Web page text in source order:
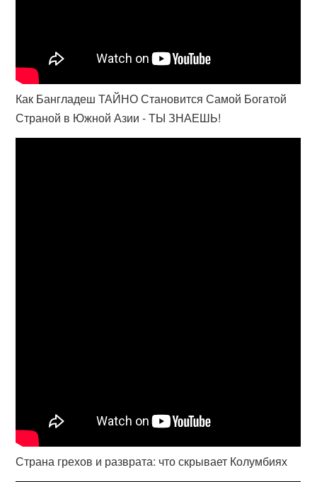
Как Бангладеш ТАЙНО Становится Самой Богатой
Страной в Южной Азии - ТЫ ЗНАЕШЬ!
Страна грехов и разврата: что скрывает Колумбиях